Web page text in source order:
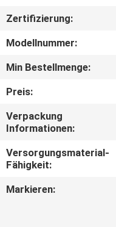
FABRIK-
AUSFLUG
TRETEN
SIE
MIT
UNS
Zertifizierung:
Modellnummer:
Min Bestellmenge:
Preis:
Verpackung
Informationen:
Versorgungsmaterial-
Fähigkeit:
Markieren: